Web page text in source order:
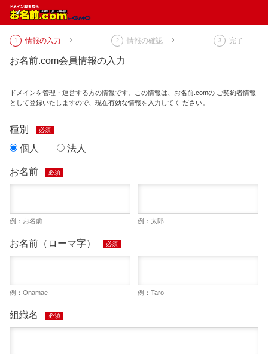
情報の入力 情報の確認 完了
お名前.com会員情報の入力
ドメインを管理・運営する方の情報です。この情報は、お名前.comの ご契約者情報
として登録いたしますので、現在有効な情報を入力してく ださい。
種別 必須
個人 法人
お名前 必須
例：お名前 例：太郎
お名前（ローマ字） 必須
例：Onamae 例：Taro
組織名 必須